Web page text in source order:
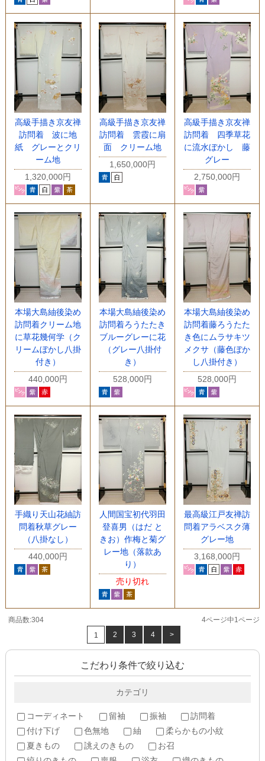
高級手描き京友禅
訪問着 波に地
紙 グレーとクリ
ーム地
1,320,000円
高級手描き京友禅
訪問着 雲霞に扇
面 クリーム地
1,650,000円
高級手描き京友禅
訪問着 四季草花
に流水ぼかし 藤
グレー
2,750,000円
本場大島紬後染め
訪問着クリーム地
に草花幾何学（ク
リームぼかし八掛
付き）
440,000円
本場大島紬後染め
訪問着ろうたたき
ブルーグレーに花
（グレー八掛付
き）
528,000円
本場大島紬後染め
訪問着藤ろうたた
き色にムラサキツ
メクサ（藤色ぼか
し八掛付き）
528,000円
手織り天山花紬訪
問着秋草グレー
（八掛なし）
440,000円
人間国宝初代羽田
登喜男（はだ と
きお）作梅と菊グ
レー地（落款あ
り）
売り切れ
最高級江戸友禅訪
問着アラベスク薄
グレー地
3,168,000円
商品数:304
4ページ中1ページ
1
2 3 4 >
こだわり条件で絞り込む
カテゴリ
コーディネート 留袖 振袖
訪問着
付け下げ
色無地 紬
柔らかもの小紋
夏きもの
誂えのきもの
お召